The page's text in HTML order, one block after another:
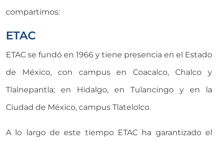
compartimos:
ETAC
ETAC se fundó en 1966 y tiene presencia en el Estado
de México, con campus en Coacalco, Chalco y
Tlalnepantla; en Hidalgo, en Tulancingo y en la
Ciudad de México, campus Tlatelolco.
A lo largo de este tiempo ETAC ha garantizado el